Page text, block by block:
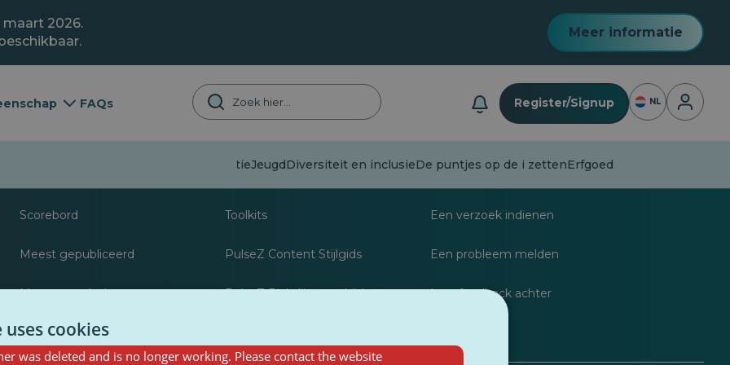
maart 2026.
Meer informatie
FAQs Register/Signup NL Inloggen
DesinformatieJeugdDiversiteit en inclusieDe puntjes op de i zettenErfgoed
Scorebord
Meest gepubliceerd
Meest gevolgd
Bronnen voor journalisten
Toolkits
PulseZ Content Stijlgids
PulseZ Richtlijn voor bijdragen
FAQs
Een verzoek indienen
Een probleem melden
Laat feedback achter
cookies
was deleted and is no longer working. Please contact the website